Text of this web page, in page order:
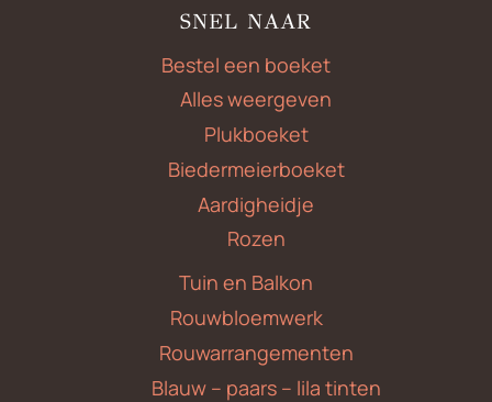
SNEL NAAR
Bestel een boeket
Alles weergeven
Plukboeket
Biedermeierboeket
Aardigheidje
Rozen
Tuin en Balkon
Rouwbloemwerk
Rouwarrangementen
Blauw – paars – lila tinten